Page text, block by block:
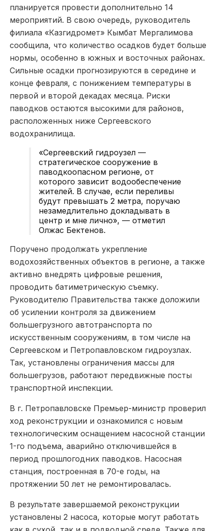
планируется провести дополнительно 14
мероприятий. В свою очередь, руководитель
филиала «Казгидромет» Кымбат Мергалимова
сообщила, что количество осадков будет больше
нормы, особенно в южных и восточных районах.
Сильные осадки прогнозируются в середине и
конце февраля, с понижением температуры в
первой и второй декадах месяца. Риски
паводков остаются высокими для районов,
расположенных ниже Сергеевского
водохранилища.
«Сергеевский гидроузел —
стратегическое сооружение в
паводкоопасном регионе, от
которого зависит водообеспечение
жителей. В случае, если переливы
будут превышать 2 метра, поручаю
незамедлительно докладывать в
центр и мне лично», — отметил
Олжас Бектенов.
Поручено продолжать укрепление
водохозяйственных объектов в регионе, а также
активно внедрять цифровые решения,
проводить батиметрическую съемку.
Руководителю Правительства также доложили
об усилении контроля за движением
большегрузного автотранспорта по
искусственным сооружениям, в том числе на
Сергеевском и Петропавловском гидроузлах.
Так, установлены ограничения массы для
большегрузов, работают передвижные посты
транспортной инспекции.
В г. Петропавловске Премьер-министр проверил
ход реконструкции и ознакомился с новым
технологическим оснащением насосной станции
1-го подъема, аварийно отключившейся в
период прошлогодних паводков. Насосная
станция, построенная в 70-е годы, на
протяжении 50 лет не ремонтировалась.
В результате завершаемой реконструкции
установлены 2 насоса, которые могут работать